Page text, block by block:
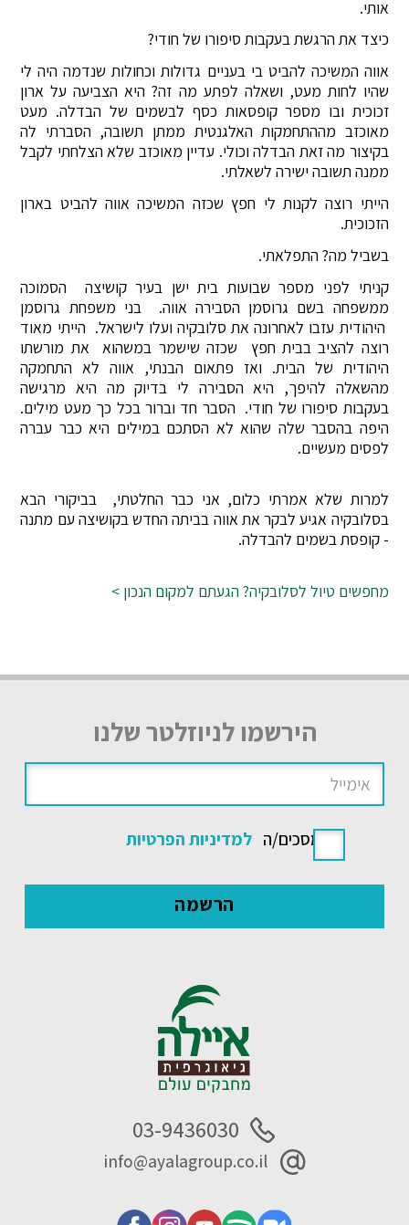
אותי.
כיצד את הרגשת בעקבות סיפורו של חודי?
אווה המשיכה להביט בי בעניים גדולות וכחולות שנדמה היה לי
שהיו לחות מעט, ושאלה לפתע מה זה? היא הצביעה על ארון
זכוכית ובו מספר קופסאות כסף לבשמים של הבדלה. מעט
מאוכזב מההתחמקות האלגנטית ממתן תשובה, הסברתי לה
בקיצור מה זאת הבדלה וכולי. עדיין מאוכזב שלא הצלחתי לקבל
ממנה תשובה ישירה לשאלתי.
הייתי רוצה לקנות לי חפץ שכזה המשיכה אווה להביט בארון
הזכוכית.
בשביל מה? התפלאתי.
קניתי לפני מספר שבועות בית ישן בעיר קושיצה הסמוכה
ממשפחה בשם גרוסמן הסבירה אווה. בני משפחת גרוסמן
היהודית עזבו לאחרונה את סלובקיה ועלו לישראל. הייתי מאוד
רוצה להציב בבית חפץ שכזה שישמר במשהוא את מורשתו
היהודית של הבית. ואז פתאום הבנתי, אווה לא התחמקה
מהשאלה להיפך, היא הסבירה לי בדיוק מה היא מרגישה
בעקבות סיפורו של חודי. הסבר חד וברור בכל כך מעט מילים.
היפה בהסבר שלה שהוא לא הסתכם במילים היא כבר עברה
לפסים מעשיים.
למרות שלא אמרתי כלום, אני כבר החלטתי, בביקורי הבא
בסלובקיה אגיע לבקר את אווה בביתה החדש בקושיצה עם מתנה
- קופסת בשמים להבדלה.
מחפשים טיול לסלובקיה? הגעתם למקום הנכון >
הירשמו לניוזלטר שלנו
אני מסכים/ה למדיניות הפרטיות
03-9436030
info@ayalagroup.co.il